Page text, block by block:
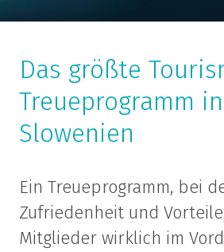
Das größte
Treueprogramm in
Slowenien
Ein Treueprogramm, bei
Zufriedenheit und
Mitglieder wirklich im